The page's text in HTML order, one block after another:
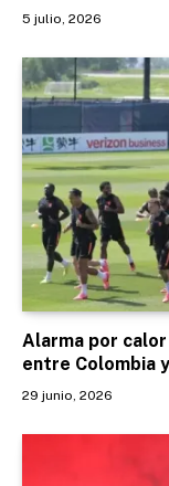
5 julio, 2026
Alarma por
entre Colombia
29 junio, 2026